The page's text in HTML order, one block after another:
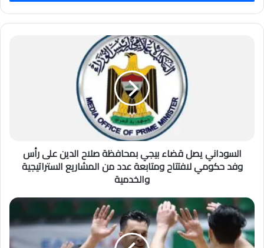
السوداني يصل قضاء بيجي بمحافظة صلاح الدين على رأس
وفد حكومي لافتتاح ومتابعة عدد من المشاريع الستراتيجية
والخدمية